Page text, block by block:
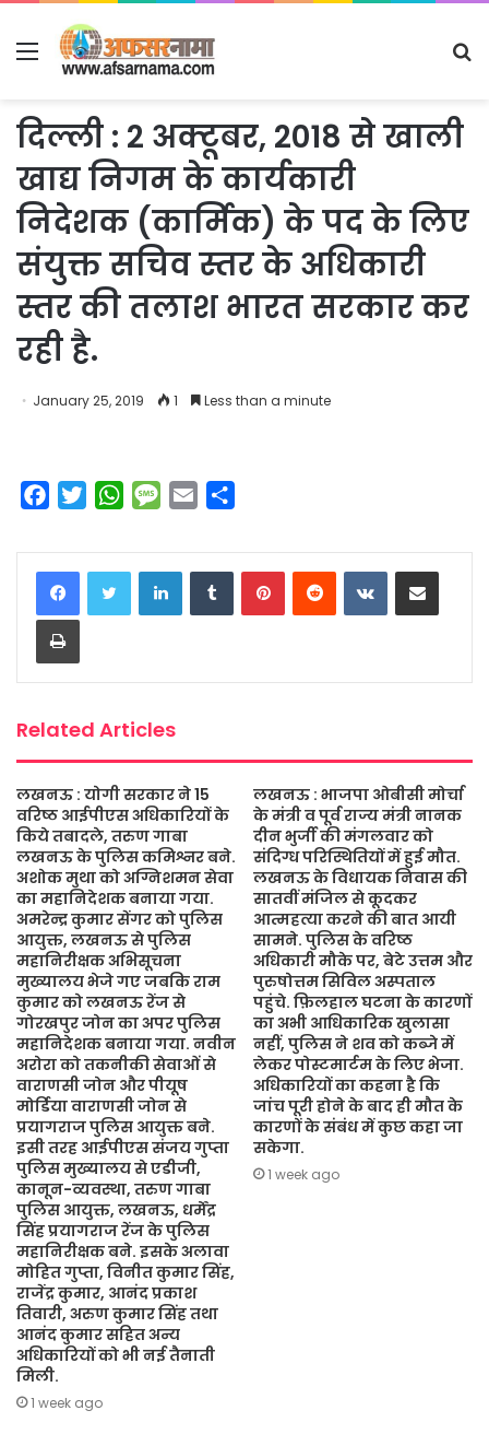
Menu
दिल्ली : 2 अक्टूबर, 2018 से खाली
खाद्य निगम के कार्यकारी
निदेशक (कार्मिक) के पद के लिए
संयुक्त सचिव स्तर के अधिकारी
स्तर की तलाश भारत सरकार कर
रही है.
January 25, 2019 1 Less than a minute
c
e
b
o
o
i
t
t
W
a
t
s
M
s
s
a
a
i
a
r
e
LinkedInTumblrPinterestReddit VKontakteShare via Email
Print
Related Articles
लखनऊ : योगी सरकार ने 15
वरिष्ठ आईपीएस अधिकारियों के
किये तबादले, तरुण गाबा
लखनऊ के पुलिस कमिश्नर बने.
अशोक मुथा को अग्निशमन सेवा
का महानिदेशक बनाया गया.
अमरेन्द्र कुमार सेंगर को पुलिस
आयुक्त, लखनऊ से पुलिस
महानिरीक्षक अभिसूचना
मुख्यालय भेजे गए जबकि राम
कुमार को लखनऊ रेंज से
गोरखपुर जोन का अपर पुलिस
महानिदेशक बनाया गया. नवीन
अरोरा को तकनीकी सेवाओं से
वाराणसी जोन और पीयूष
मोर्डिया वाराणसी जोन से
प्रयागराज पुलिस आयुक्त बने.
इसी तरह आईपीएस संजय गुप्ता
पुलिस मुख्यालय से एडीजी,
कानून-व्यवस्था, तरुण गाबा
पुलिस आयुक्त, लखनऊ, धर्मेंद्र
सिंह प्रयागराज रेंज के पुलिस
महानिरीक्षक बने. इसके अलावा
मोहित गुप्ता, विनीत कुमार सिंह,
राजेंद्र कुमार, आनंद प्रकाश
तिवारी, अरुण कुमार सिंह तथा
आनंद कुमार सहित अन्य
अधिकारियों को भी नई तैनाती
मिली.
1 week ago
लखनऊ : भाजपा ओबीसी मोर्चा
के मंत्री व पूर्व राज्य मंत्री नानक
दीन भुर्जी की मंगलवार को
संदिग्ध परिस्थितियों में हुई मौत.
लखनऊ के विधायक निवास की
सातवीं मंजिल से कूदकर
आत्महत्या करने की बात आयी
सामने. पुलिस के वरिष्ठ
अधिकारी मौके पर, बेटे उत्तम और
पुरुषोत्तम सिविल अस्पताल
पहुंचे. फ़िलहाल घटना के कारणों
का अभी आधिकारिक खुलासा
नहीं, पुलिस ने शव को कब्जे में
लेकर पोस्टमार्टम के लिए भेजा.
अधिकारियों का कहना है कि
जांच पूरी होने के बाद ही मौत के
कारणों के संबंध में कुछ कहा जा
सकेगा.
1 week ago